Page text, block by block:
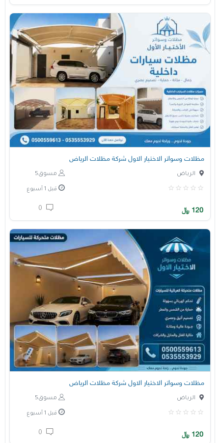
مظلات وسواتر الاختيار الاول شركة مظلات الرياض
مسوق5 الرياض
قبل 1 أسبوع
120 ﷼
مظلات وسواتر الاختيار الاول شركة مظلات الرياض
مسوق5 الرياض
قبل 1 أسبوع
120 ﷼